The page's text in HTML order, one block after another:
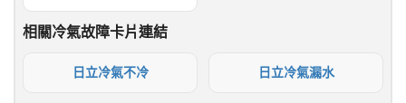
相關冷氣故障卡片連結
日立冷氣不冷 日立冷氣漏水